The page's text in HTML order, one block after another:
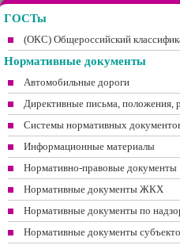
ГОСТы
(ОКС) Общероссийский
Нормативные документы
Автомобильные дороги
Директивные письма, положения,
Системы нормативных
Информационные материалы
Нормативно-правовые документы
Нормативные документы ЖКХ
Нормативные документы по
Нормативные документы